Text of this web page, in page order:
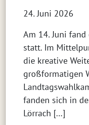
24. Juni 2026
Am 14. Juni
statt. Im
die kreative
großformatigen
fanden sich in
Lörrach […]